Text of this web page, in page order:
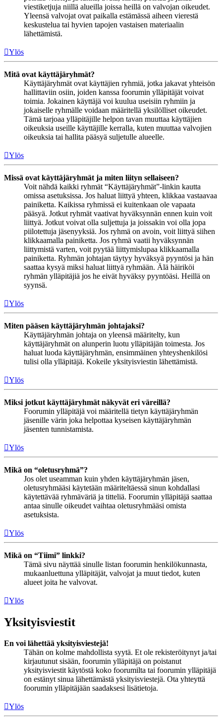
viestiketjuja niillä alueilla joissa heillä on valvojan oikeudet.
Yleensä valvojat ovat paikalla estämässä aiheen vierestä
keskustelua tai hyvien tapojen vastaisen materiaalin
lähettämistä.
Ylös
Mitä ovat käyttäjäryhmät?
Käyttäjäryhmät ovat käyttäjien ryhmiä, jotka jakavat yhteisön
hallittaviin osiin, joiden kanssa foorumin ylläpitäjät voivat
toimia. Jokainen käyttäjä voi kuulua useisiin ryhmiin ja
jokaiselle ryhmälle voidaan määritellä yksilölliset oikeudet.
Tämä tarjoaa ylläpitäjille helpon tavan muuttaa käyttäjien
oikeuksia useille käyttäjille kerralla, kuten muuttaa valvojien
oikeuksia tai hallita pääsyä suljetulle alueelle.
Ylös
Missä ovat käyttäjäryhmät ja miten liityn sellaiseen?
Voit nähdä kaikki ryhmät “Käyttäjäryhmät”-linkin kautta
omissa asetuksissa. Jos haluat liittyä yhteen, klikkaa vastaavaa
painiketta. Kaikissa ryhmissä ei kuitenkaan ole vapaata
pääsyä. Jotkut ryhmät vaativat hyväksynnän ennen kuin voit
liittyä. Jotkut voivat olla suljettuja ja joissakin voi olla jopa
piilotettuja jäsenyyksiä. Jos ryhmä on avoin, voit liittyä siihen
klikkaamalla painiketta. Jos ryhmä vaatii hyväksynnän
liittymistä varten, voit pyytää liittymislupaa klikkaamalla
painiketta. Ryhmän johtajan täytyy hyväksyä pyyntösi ja hän
saattaa kysyä miksi haluat liittyä ryhmään. Älä häiriköi
ryhmän ylläpitäjiä jos he eivät hyväksy pyyntöäsi. Heillä on
syynsä.
Ylös
Miten pääsen käyttäjäryhmän johtajaksi?
Käyttäjäryhmän johtaja on yleensä määritelty, kun
käyttäjäryhmät on alunperin luotu ylläpitäjän toimesta. Jos
haluat luoda käyttäjäryhmän, ensimmäinen yhteyshenkilösi
tulisi olla ylläpitäjä. Kokeile yksityisviestin lähettämistä.
Ylös
Miksi jotkut käyttäjäryhmät näkyvät eri väreillä?
Foorumin ylläpitäjä voi määritellä tietyn käyttäjäryhmän
jäsenille värin joka helpottaa kyseisen käyttäjäryhmän
jäsenten tunnistamista.
Ylös
Mikä on “oletusryhmä”?
Jos olet useamman kuin yhden käyttäjäryhmän jäsen,
oletusryhmääsi käytetään määriteltäessä sinun kohdallasi
käytettävää ryhmäväriä ja titteliä. Foorumin ylläpitäjä saattaa
antaa sinulle oikeudet vaihtaa oletusryhmääsi omista
asetuksista.
Ylös
Mikä on “Tiimi” linkki?
Tämä sivu näyttää sinulle listan foorumin henkilökunnasta,
mukaanluettuna ylläpitäjät, valvojat ja muut tiedot, kuten
alueet joita he valvovat.
Ylös
Yksityisviestit
En voi lähettää yksityisviestejä!
Tähän on kolme mahdollista syytä. Et ole rekisteröitynyt ja/tai
kirjautunut sisään, foorumin ylläpitäjä on poistanut
yksityisviestit käytöstä koko foorumilta tai foorumin ylläpitäjä
on estänyt sinua lähettämästä yksityisviestejä. Ota yhteyttä
foorumin ylläpitäjään saadaksesi lisätietoja.
Ylös